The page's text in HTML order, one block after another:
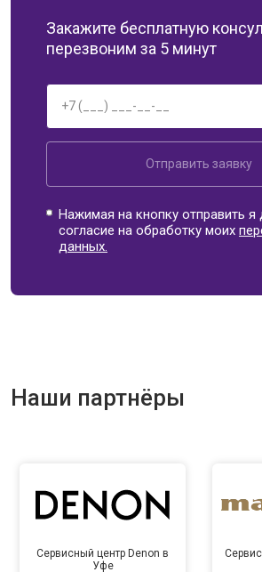
Закажите бесплатную
перезвоним за 5 минут
Отправить заявку
Нажимая на кнопку отправить
согласие на обработку моих
данных.
Наши партнёры
Сервисный центр Denon в
Уфе